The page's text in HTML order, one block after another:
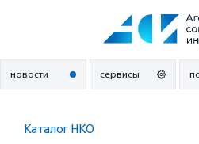
новости сервисы
Каталог НКО